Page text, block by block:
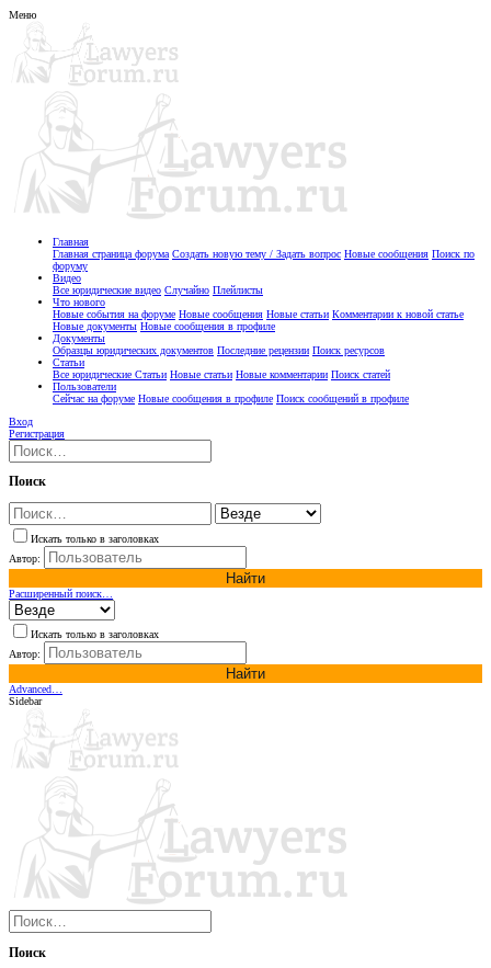
Меню
Главная
Главная страница форума Создать новую тему / Задать вопрос Новые сообщения Поиск по
форуму
Видео
Все юридические видео Случайно Плейлисты
Что нового
Новые события на форуме Новые сообщения Новые статьи Комментарии к новой статье
Новые документы Новые сообщения в профиле
Документы
Образцы юридических документов Последние рецензии Поиск ресурсов
Статьи
Все юридические Статьи Новые статьи Новые комментарии Поиск статей
Пользователи
Сейчас на форуме Новые сообщения в профиле Поиск сообщений в профиле
Вход
Регистрация
Поиск
Искать только в заголовках
Автор:
Найти
Расширенный поиск…
Искать только в заголовках
Автор:
Найти
Advanced…
Sidebar
Поиск